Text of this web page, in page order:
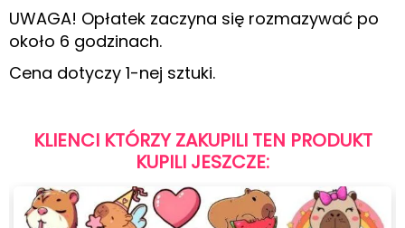
UWAGA! Opłatek zaczyna się rozmazywać po
około 6 godzinach.
Cena dotyczy 1-nej sztuki.
KLIENCI KTÓRZY ZAKUPILI TEN PRODUKT
KUPILI JESZCZE: